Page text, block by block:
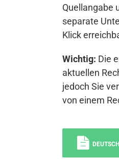
Quellangabe
separate
Klick
Wichtig: Die
aktuellen
jedoch Sie
von einem